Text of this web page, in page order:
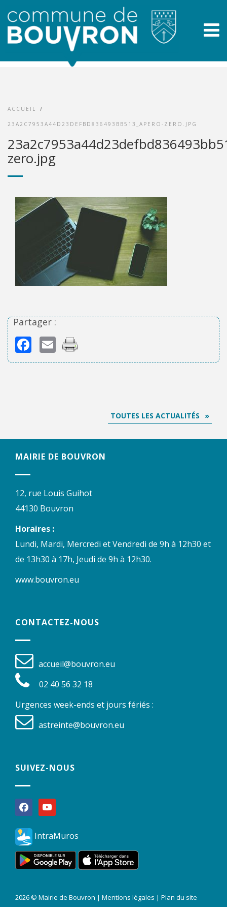
ACCUEIL /
23A2C7953A44D23DEFBD836493BB513_APERO-ZERO.JPG
zero.jpg
Partager :
Facebook
Email
TOUTES LES ACTUALITÉS
MAIRIE DE BOUVRON
12, rue Louis Guihot
44130 Bouvron
Horaires :
Lundi, Mardi, Mercredi et Vendredi de 9h à 12h30 et
de 13h30 à 17h, Jeudi de 9h à 12h30.
www.bouvron.eu
CONTACTEZ-NOUS
accueil@bouvron.eu
02 40 56 32 18
Urgences week-ends et jours fériés :
astreinte@bouvron.eu
SUIVEZ-NOUS
facebookyoutube
IntraMuros
2026 © Mairie de Bouvron | Mentions légales | Plan du site